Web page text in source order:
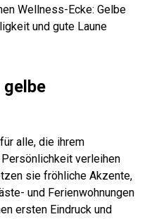
Wellness-Ecke: Gelbe
und gute Laune
gelbe
alle, die ihrem
verleihen
sie fröhliche Akzente,
und Ferienwohnungen
ersten Eindruck und